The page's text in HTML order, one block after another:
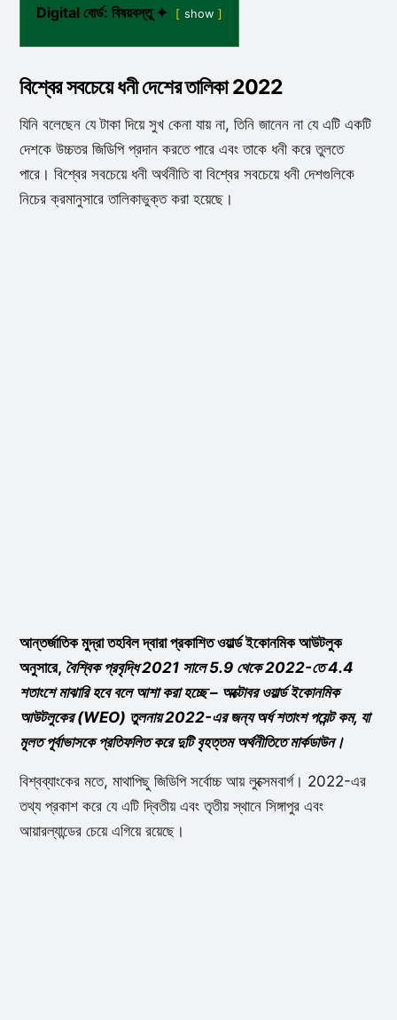
Digital বোর্ড: বিষয়বস্তু ✦ show
বিশ্বের সবচেয়ে ধনী দেশের তালিকা 2022
যিনি বলেছেন যে টাকা দিয়ে সুখ কেনা যায় না, তিনি জানেন না যে এটি একটি
দেশকে উচ্চতর জিডিপি প্রদান করতে পারে এবং তাকে ধনী করে তুলতে
পারে। বিশ্বের সবচেয়ে ধনী অর্থনীতি বা বিশ্বের সবচেয়ে ধনী দেশগুলিকে
নিচের ক্রমানুসারে তালিকাভুক্ত করা হয়েছে।
আন্তর্জাতিক মুদ্রা তহবিল দ্বারা প্রকাশিত ওয়ার্ল্ড ইকোনমিক আউটলুক
অনুসারে, বৈশ্বিক প্রবৃদ্ধি 2021 সালে 5.9 থেকে 2022-তে 4.4
শতাংশে মাঝারি হবে বলে আশা করা হচ্ছে – অক্টোবর ওয়ার্ল্ড ইকোনমিক
আউটলুকের (WEO) তুলনায় 2022-এর জন্য অর্ধ শতাংশ পয়েন্ট কম, যা
মূলত পূর্বাভাসকে প্রতিফলিত করে দুটি বৃহত্তম অর্থনীতিতে মার্কডাউন।
বিশ্বব্যাংকের মতে, মাথাপিছু জিডিপি সর্বোচ্চ আয় লুক্সেমবার্গ। 2022-এর
তথ্য প্রকাশ করে যে এটি দ্বিতীয় এবং তৃতীয় স্থানে সিঙ্গাপুর এবং
আয়ারল্যান্ডের চেয়ে এগিয়ে রয়েছে।